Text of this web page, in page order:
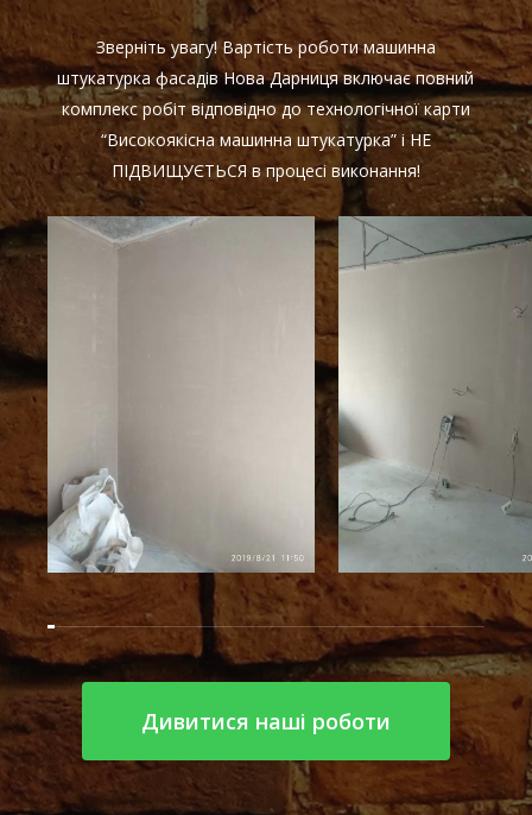
Зверніть увагу! Вартість роботи машинна
штукатурка фасадів Нова Дарниця включає повний
комплекс робіт відповідно до технологічної карти
“Високоякісна машинна штукатурка” і НЕ
ПІДВИЩУЄТЬСЯ в процесі виконання!
Дивитися наші роботи